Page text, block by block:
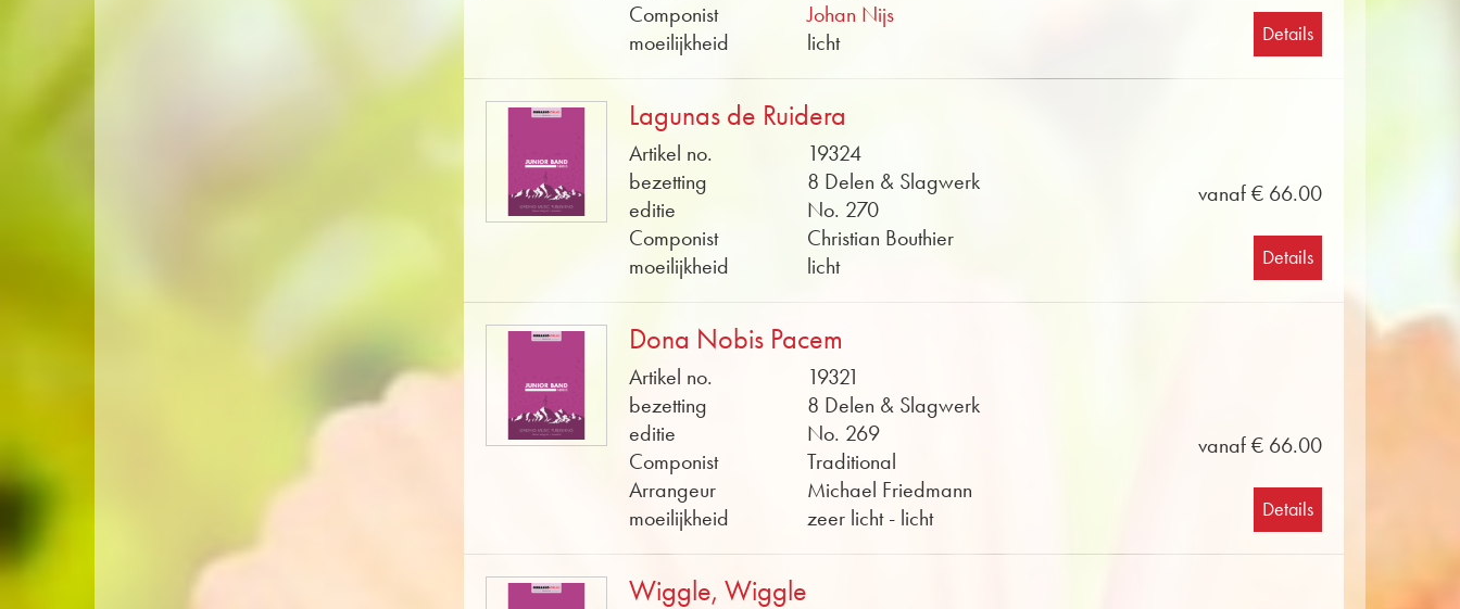
Componist
Johan Nijs
moeilijkheid
licht Details
Lagunas de Ruidera
Artikel no.
19324
bezetting
8 Delen & Slagwerk
editie
No. 270
Componist
Christian Bouthier
moeilijkheid
licht
vanaf € 66.00
Details
Dona Nobis Pacem
Artikel no.
19321
bezetting
8 Delen & Slagwerk
editie
No. 269
Componist
Traditional
Arrangeur
Michael Friedmann
moeilijkheid
zeer licht - licht
vanaf € 66.00
Details
Wiggle, Wiggle